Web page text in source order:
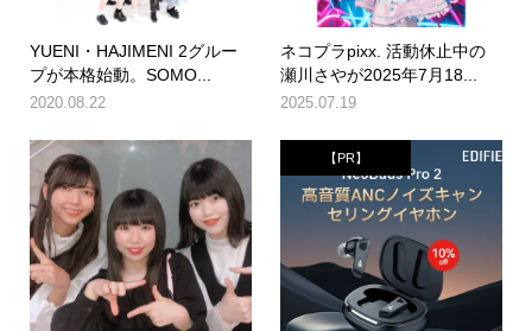
YUENI・HAJIMENI 2グルー
プが本格始動。SOMO...
2020.08.22
ネコプラpixx. 活動休止中の
瀬川さやが2025年7月18...
2025.07.19
【PR】